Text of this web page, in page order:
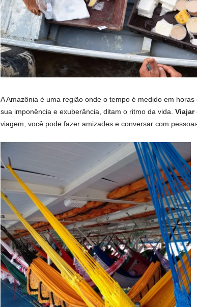
A Amazônia é uma região onde o tempo é medido em
sua imponência e exuberância, ditam o ritmo da vida. Viajar
viagem, você pode fazer amizades e conversar com